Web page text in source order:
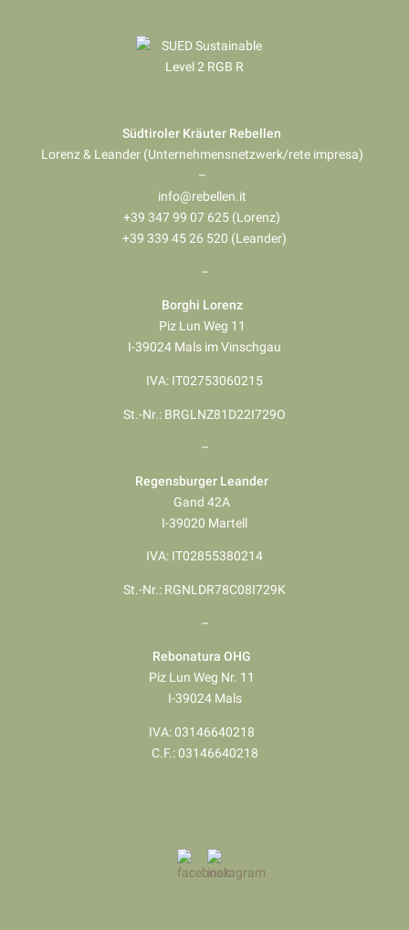
Südtiroler Kräuter Rebellen
Lorenz & Leander (Unternehmensnetzwerk/rete impresa)
–
info@rebellen.it
+39 347 99 07 625 (Lorenz)
+39 339 45 26 520 (Leander)
–
Borghi Lorenz
Piz Lun Weg 11
I-39024 Mals im Vinschgau
IVA: IT02753060215
St.-Nr.: BRGLNZ81D22I729O
–
Regensburger Leander
Gand 42A
I-39020 Martell
IVA: IT02855380214
St.-Nr.: RGNLDR78C08I729K
–
Rebonatura OHG
Piz Lun Weg Nr. 11
I-39024 Mals
IVA: 03146640218
​​​​​​​C.F.: 03146640218